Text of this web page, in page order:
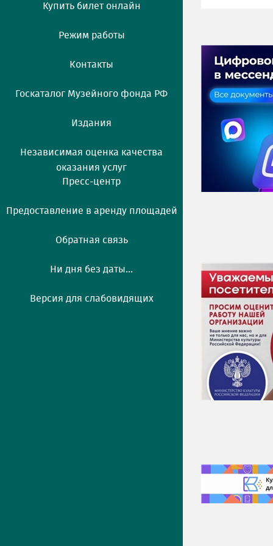
Купить билет онлайн
Режим работы
Контакты
Госкаталог Музейного фонда РФ
Издания
Независимая оценка качества
оказания услуг
Пресс-центр
Предоставление в аренду площадей
Обратная связь
Ни дня без даты...
Версия для слабовидящих